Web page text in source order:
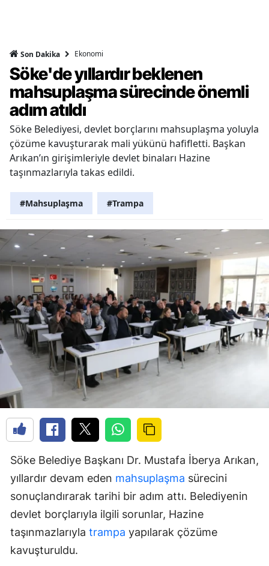
Son Dakika Ekonomi
Söke'de yıllardır beklenen
mahsuplaşma sürecinde önemli
adım atıldı
Söke Belediyesi, devlet borçlarını mahsuplaşma yoluyla
çözüme kavuşturarak mali yükünü hafifletti. Başkan
Arıkan’ın girişimleriyle devlet binaları Hazine
taşınmazlarıyla takas edildi.
#Mahsuplaşma #Trampa
Söke Belediye Başkanı Dr. Mustafa İberya Arıkan,
yıllardır devam eden mahsuplaşma sürecini
sonuçlandırarak tarihi bir adım attı. Belediyenin
devlet borçlarıyla ilgili sorunlar, Hazine
taşınmazlarıyla trampa yapılarak çözüme
kavuşturuldu.